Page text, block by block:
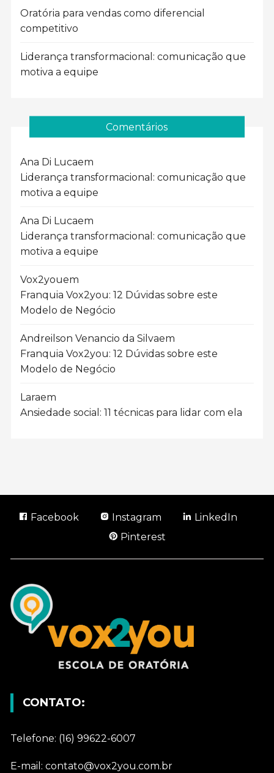
Oratória para vendas como diferencial
competitivo
Liderança transformacional: comunicação que
motiva a equipe
Comentários
Ana Di Lucaem
Liderança transformacional: comunicação que
motiva a equipe
Ana Di Lucaem
Liderança transformacional: comunicação que
motiva a equipe
Vox2youem
Franquia Vox2you: 12 Dúvidas sobre este
Modelo de Negócio
Andreilson Venancio da Silvaem
Franquia Vox2you: 12 Dúvidas sobre este
Modelo de Negócio
Laraem
Ansiedade social: 11 técnicas para lidar com ela
Facebook Instagram
LinkedIn
Pinterest
CONTATO:
Telefone: (16) 99622-6007
E-mail: contato@vox2you.com.br